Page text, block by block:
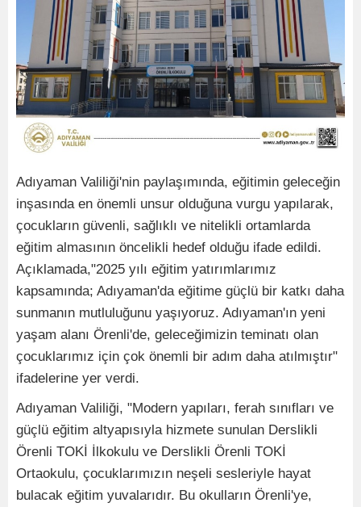
Adıyaman Valiliği'nin paylaşımında, eğitimin geleceğin
inşasında en önemli unsur olduğuna vurgu yapılarak,
çocukların güvenli, sağlıklı ve nitelikli ortamlarda
eğitim almasının öncelikli hedef olduğu ifade edildi.
Açıklamada,"2025 yılı eğitim yatırımlarımız
kapsamında; Adıyaman'da eğitime güçlü bir katkı daha
sunmanın mutluluğunu yaşıyoruz. Adıyaman'ın yeni
yaşam alanı Örenli'de, geleceğimizin teminatı olan
çocuklarımız için çok önemli bir adım daha atılmıştır"
ifadelerine yer verdi.
Adıyaman Valiliği, "Modern yapıları, ferah sınıfları ve
güçlü eğitim altyapısıyla hizmete sunulan Derslikli
Örenli TOKİ İlkokulu ve Derslikli Örenli TOKİ
Ortaokulu, çocuklarımızın neşeli sesleriyle hayat
bulacak eğitim yuvalarıdır. Bu okulların Örenli'ye,